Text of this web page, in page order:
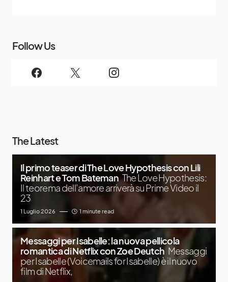
Follow Us
The Latest
Il primo teaser di The Love Hypothesis con Lili
Reinhart e Tom Bateman The Love Hypothesis:
Il teorema dell’amore arriverà su Prime Video il
23
1 Luglio 2026 1 minute read
Messaggi per Isabelle: la nuova pellicola
romantica di Netflix con Zoe Deutch Messaggi
per Isabelle (Voicemails for Isabelle) è il nuovo
film di Netflix,